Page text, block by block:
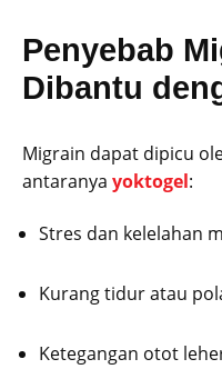
Penyebab
Dibantu
Migrain dapat dipicu
antaranya yoktogel:
Stres dan kelelahan
Kurang tidur atau
Ketegangan otot